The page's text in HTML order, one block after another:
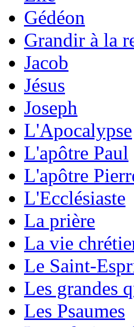
Gédéon
Grandir à la
Jacob
Jésus
Joseph
L'Apocalypse
L'apôtre Paul
L'apôtre
L'Ecclésiaste
La prière
La vie
Le Saint-
Les grandes
Les Psaumes